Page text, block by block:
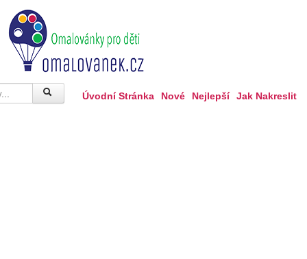
Úvodní Stránka Nové Nejlepší Jak Nakreslit